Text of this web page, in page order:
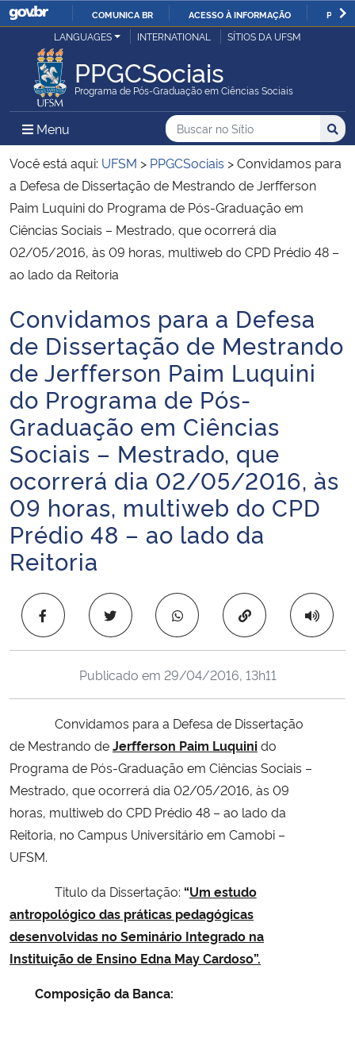
IR
O
COMUNICA BR ACESSO À INFORMAÇÃO
Ministério da Justiça e Segurança Pública
Ministério da Defesa
Ministério das Relações Exteriores
Ministério da Economia
Ministério da Educação
Ministério da Cidadania
Ministério da Saúde
Ministério de Minas e Energia
Ministério do Meio Ambiente
Ministério do Desenvolvimento Regional
Secretaria-Geral
Secretaria de Governo
Gabinete de Segurança Institucional
Banco Central do Brasil
Planalto
LANGUAGES INTERNATIONAL SÍTIOS DA UFSM
PPGCSociais
Programa de Pós-Graduação em Ciências Sociais
Menu Menu Principal do Sítio
Busca
Buscar no no Sítio
Busca:
Você está aqui: UFSM > PPGCSociais >Convidamos para
a Defesa de Dissertação de Mestrando de Jerfferson
Paim Luquini do Programa de Pós-Graduação em
Ciências Sociais – Mestrado, que ocorrerá dia
02/05/2016, às 09 horas, multiweb do CPD Prédio 48 –
ao lado da Reitoria
Início do conteúdo
Convidamos para a Defesa
de Dissertação de Mestrando
de Jerfferson Paim Luquini
do Programa de Pós-
Graduação em Ciências
Sociais – Mestrado, que
ocorrerá dia 02/05/2016, às
09 horas, multiweb do CPD
Prédio 48 – ao lado da
Reitoria
Copiar para área
Publicado em 29/04/2016, 13h11
Convidamos para a Defesa de Dissertação
de Mestrando deJerfferson Paim Luquinido
Programa de Pós-Graduação em Ciências Sociais –
Mestrado, que ocorrerá dia 02/05/2016, às 09
horas, multiweb do CPD Prédio 48 – ao lado da
Reitoria, no Campus Universitário em Camobi –
UFSM.
Titulo da Dissertação: “Um estudo
antropológico das práticas pedagógicas
desenvolvidas no Seminário Integrado na
Instituição de Ensino Edna May Cardoso”.
Composição da Banca: